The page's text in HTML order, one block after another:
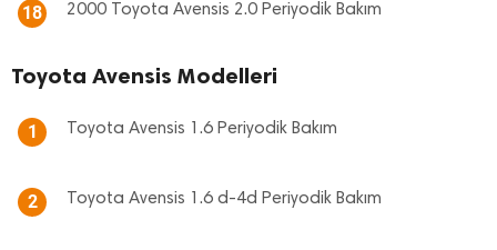
18 2000 Toyota Avensis 2.0 Periyodik Bakım
Toyota Avensis Modelleri
1 Toyota Avensis 1.6 Periyodik Bakım
2 Toyota Avensis 1.6 d-4d Periyodik Bakım